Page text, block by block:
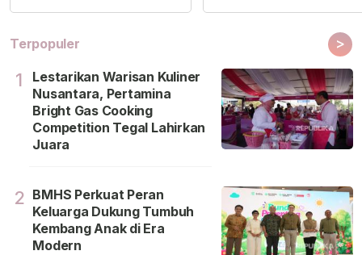
Terpopuler >
1
Lestarikan Warisan Kuliner
Nusantara, Pertamina
Bright Gas Cooking
Competition Tegal Lahirkan
Juara
2 BMHS Perkuat Peran
Keluarga Dukung Tumbuh
Kembang Anak di Era
Modern